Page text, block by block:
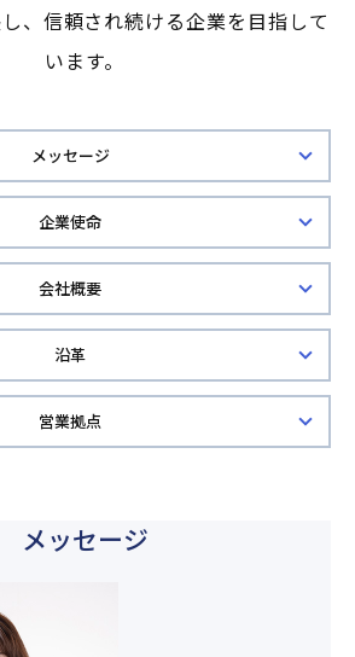
、信頼され続ける企業を目指して
います。
メッセージ
企業使命
会社概要
沿革
営業拠点
メッセージ